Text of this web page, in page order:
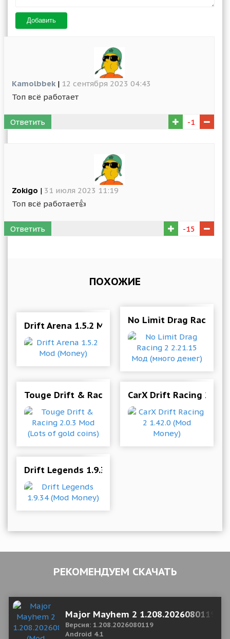
Добавить
Kamolbbek | 12 сентября 2023 04:43
Топ всё работает
Ответить -1
Zokigo | 31 июля 2023 11:19
Топ всё работает👍
Ответить -15
ПОХОЖИЕ
Drift Arena 1.5.2 Mod (Money)No Limit Drag Racing
Touge Drift & Racing 2.0.3 Mod (Lots of gold
CarX Drift Racing 2
Drift Legends 1.9.34 (Mod Money)
РЕКОМЕНДУЕМ СКАЧАТЬ
Major Mayhem 2 1.208.2026080119
Версия: 1.208.2026080119
Android 4.1